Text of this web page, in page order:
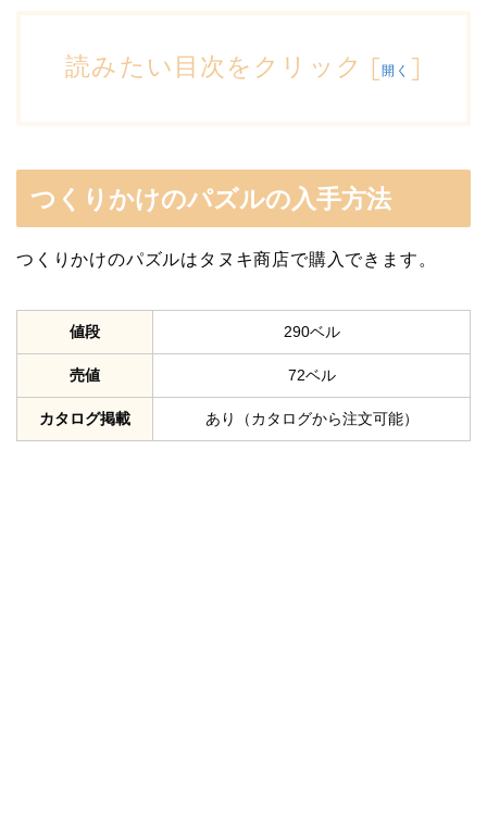
読みたい目次をクリック [開く ]
つくりかけのパズルの入手方法
つくりかけのパズルはタヌキ商店で購入できます。
値段 290ベル
売値 72ベル
カタログ掲載 あり（カタログから注文可能）